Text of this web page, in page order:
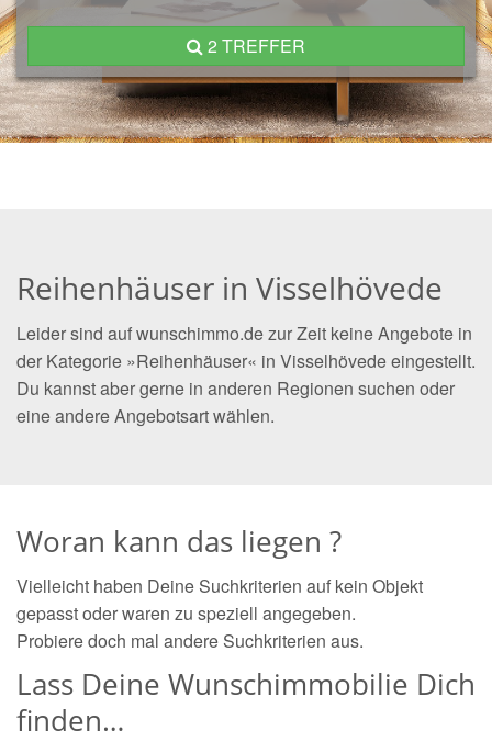
2 TREFFER
Reihenhäuser in Visselhövede
Leider sind auf wunschimmo.de zur Zeit keine Angebote in
der Kategorie »Reihenhäuser« in Visselhövede eingestellt.
Du kannst aber gerne in anderen Regionen suchen oder
eine andere Angebotsart wählen.
Woran kann das liegen ?
Vielleicht haben Deine Suchkriterien auf kein Objekt
gepasst oder waren zu speziell angegeben.
Probiere doch mal andere Suchkriterien aus.
Lass Deine Wunschimmobilie Dich
finden…